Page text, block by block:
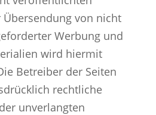
Übersendung von nicht
Werbung und
wird hiermit
Betreiber der Seiten
rechtliche
unverlangten